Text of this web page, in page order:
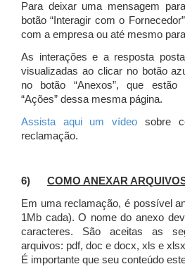
Para deixar uma mensagem
botão “Interagir com o
com a empresa ou até mesmo
As interações e a resposta
visualizadas ao clicar no botão
no botão “Anexos”, que estão
“Ações” dessa mesma página.
Assista aqui um vídeo sobre
reclamação.
6) COMO ANEXAR
Em uma reclamação, é possível
1Mb cada). O nome do anexo
caracteres. São aceitas as
arquivos: pdf, doc e docx, xls e
É importante que seu conteúdo